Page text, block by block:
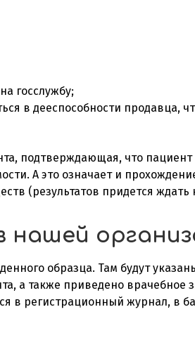
госслужбу;
в дееспособности продавца,
подтверждающая, что пациент
А это означает и
(результатов придется ждать
образца. Там будут
а также приведено врачебное
в регистрационный журнал, в